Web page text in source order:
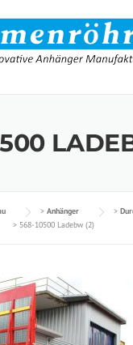
> Anhänger >
> 568-10500 Ladebw (2)